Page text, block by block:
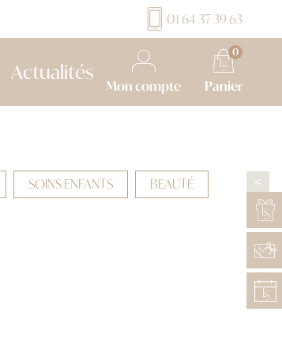
01 64 37 39 63
Actualités
Mon compte
0
Panier
>
SOINS ENFANTS
BEAUTÉ